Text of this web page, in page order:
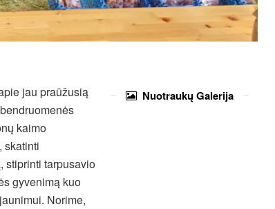
jau praūžusią
kaimo
skatinti
stiprinti tarpusavio
gyvenimą kuo
Norime,
NuotraukųGalerija